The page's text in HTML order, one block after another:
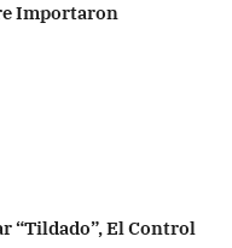
Importaron
“tildado”, El Control